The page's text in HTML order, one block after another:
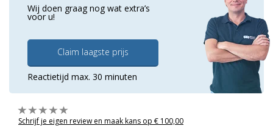
Wij doen graag nog wat extra’s
voor u!
Claim laagste prijs
Reactietijd max. 30 minuten
Schrijf je eigen review en maak kans op € 100,00